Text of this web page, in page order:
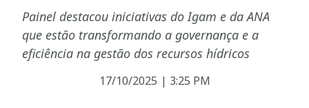
Painel destacou iniciativas do Igam e da ANA
que estão transformando a governança e a
eficiência na gestão dos recursos hídricos
17/10/2025 | 3:25 PM